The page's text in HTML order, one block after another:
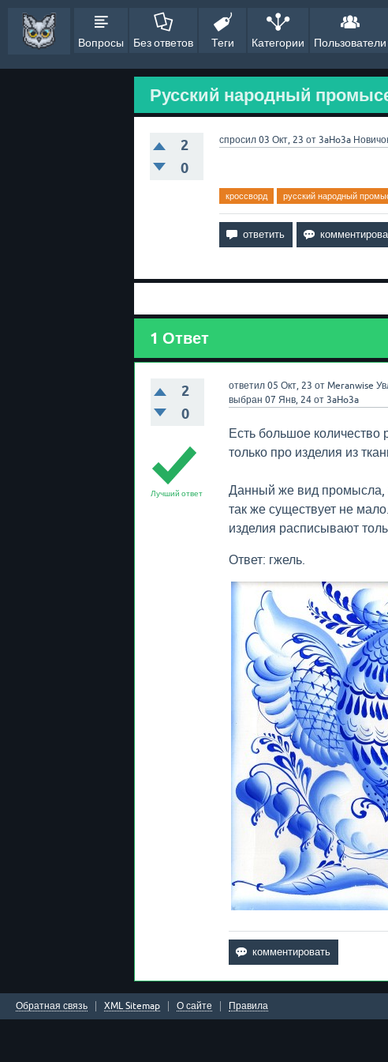
Вопросы Без ответов Теги Категории Пользователи
Русский народный
2
0
спросил 03 Окт, 23 от 3aHo3a
кроссворд русский народный
1 Ответ
2
0
ответил 05 Окт, 23 от Meranwise
выбран 07 Янв, 24 от 3aHo3a
Лучший ответ
Есть большое
только про изделия из
Данный же вид промысла,
так же существует не
изделия расписывают
Ответ: гжель.
Обратная связь XML Sitemap О сайте Правила